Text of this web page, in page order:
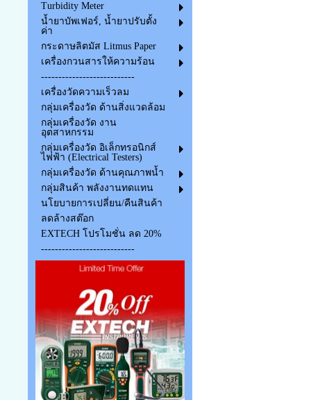
Turbidity Meter
น้ำยาบัพเฟอร์, น้ำยาปรับตั้ง
ค่า
กระดาษลิตมัส Litmus Paper
เครื่องกวนสารให้ความร้อน
---------------------------
เครื่องวัดความเร็วลม
กลุ่มเครื่องวัด ด้านสิ่งแวดล้อม
กลุ่มเครื่องวัด งาน
อุตสาหกรรม
กลุ่มเครื่องวัด อิเล็กทรอนิกส์
ไฟฟ้า (Electrical Testers)
กลุ่มเครื่องวัด ด้านคุณภาพน้ำ
กลุ่มสินค้า พลังงานทดแทน
นโยบายการเปลี่ยน/คืนสินค้า
ลดล้างสต๊อก
EXTECH โปรโมชั่น ลด 20%
---------------------------